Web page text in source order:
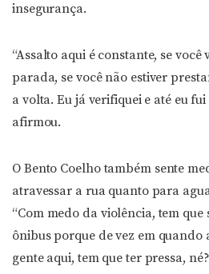
insegurança.
“Assalto aqui é constante, se
parada, se você não estiver
a volta. Eu já verifiquei e até eu fui
afirmou.
O Bento Coelho também sente
atravessar a rua quanto para
“Com medo da violência, tem
ônibus porque de vez em quando
gente aqui, tem que ter pressa,